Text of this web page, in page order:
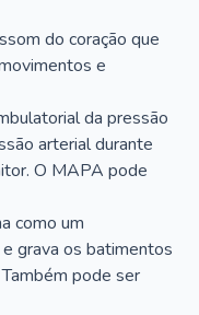
do coração que
e
da pressão
arterial durante
O MAPA pode
como um
grava os batimentos
pode ser